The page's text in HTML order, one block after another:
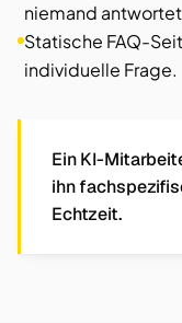
niemand
Statische FAQ-
individuelle Frage.
Ein KI-
ihn
Echtzeit.